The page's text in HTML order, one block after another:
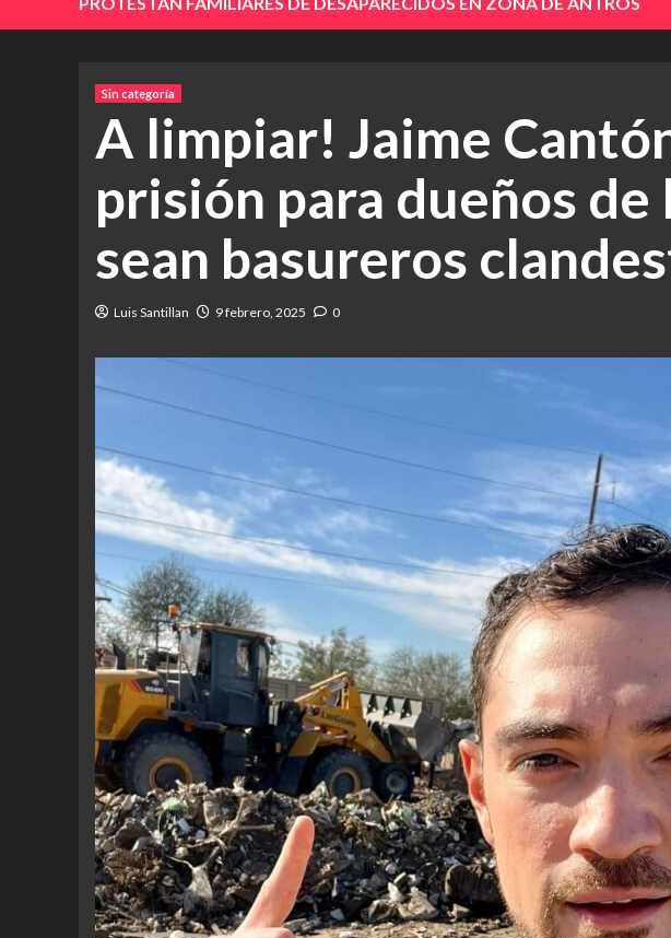
Sin categoría
A limpiar! Jaime
prisión para dueños de
sean basureros
Luis Santillan 9 febrero, 2025 0